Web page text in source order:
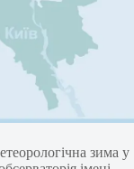
зима у